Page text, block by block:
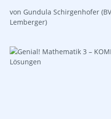
von Gundula Schirgenhofer
Lemberger)
Bildergalerie überspringen